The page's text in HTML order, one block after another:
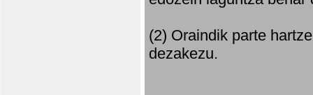
(2) Oraindik parte
dezakezu.